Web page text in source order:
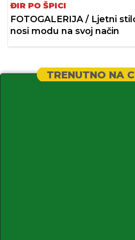
ĐIR PO ŠPICI
FOTOGALERIJA / Ljetni
nosi modu na svoj način
TRENUTNO NA